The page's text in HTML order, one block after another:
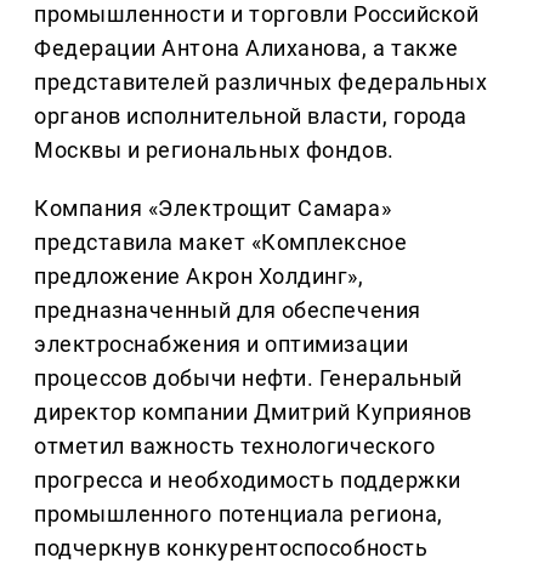
промышленности и торговли Российской
Федерации Антона Алиханова, а также
представителей различных федеральных
органов исполнительной власти, города
Москвы и региональных фондов.
Компания «Электрощит Самара»
представила макет «Комплексное
предложение Акрон Холдинг»,
предназначенный для обеспечения
электроснабжения и оптимизации
процессов добычи нефти. Генеральный
директор компании Дмитрий Куприянов
отметил важность технологического
прогресса и необходимость поддержки
промышленного потенциала региона,
подчеркнув конкурентоспособность